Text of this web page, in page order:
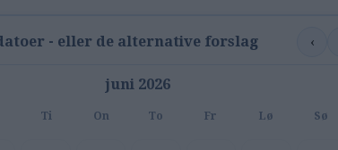
- eller de alternative forslag ‹
juni 2026
Ti On To Fr Lø Sø